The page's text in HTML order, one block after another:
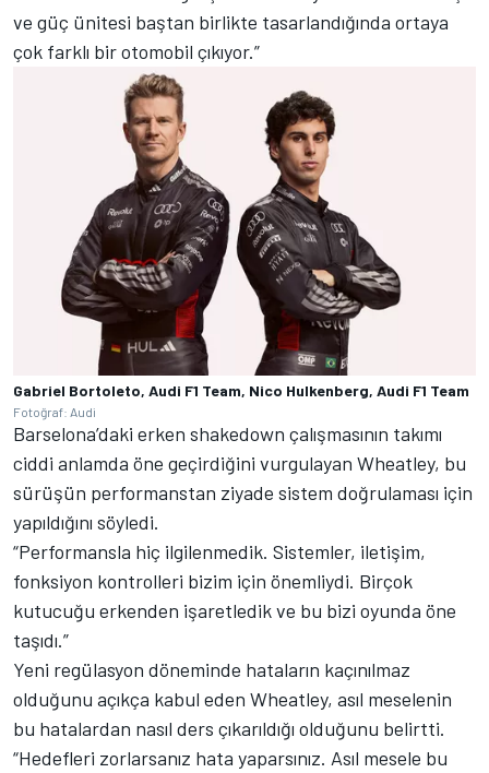
ve güç ünitesi baştan birlikte tasarlandığında ortaya
çok farklı bir otomobil çıkıyor.”
Gabriel Bortoleto, Audi F1 Team, Nico Hulkenberg, Audi F1 Team
Fotoğraf: Audi
Barselona’daki erken shakedown çalışmasının takımı
ciddi anlamda öne geçirdiğini vurgulayan Wheatley, bu
sürüşün performanstan ziyade sistem doğrulaması için
yapıldığını söyledi.
“Performansla hiç ilgilenmedik. Sistemler, iletişim,
fonksiyon kontrolleri bizim için önemliydi. Birçok
kutucuğu erkenden işaretledik ve bu bizi oyunda öne
taşıdı.”
Yeni regülasyon döneminde hataların kaçınılmaz
olduğunu açıkça kabul eden Wheatley, asıl meselenin
bu hatalardan nasıl ders çıkarıldığı olduğunu belirtti.
“Hedefleri zorlarsanız hata yaparsınız. Asıl mesele bu